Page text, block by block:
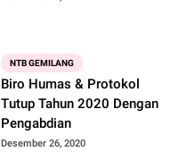
NTB GEMILANG
Biro Humas & Protokol
Tutup Tahun 2020 Dengan
Pengabdian
Desember 26, 2020